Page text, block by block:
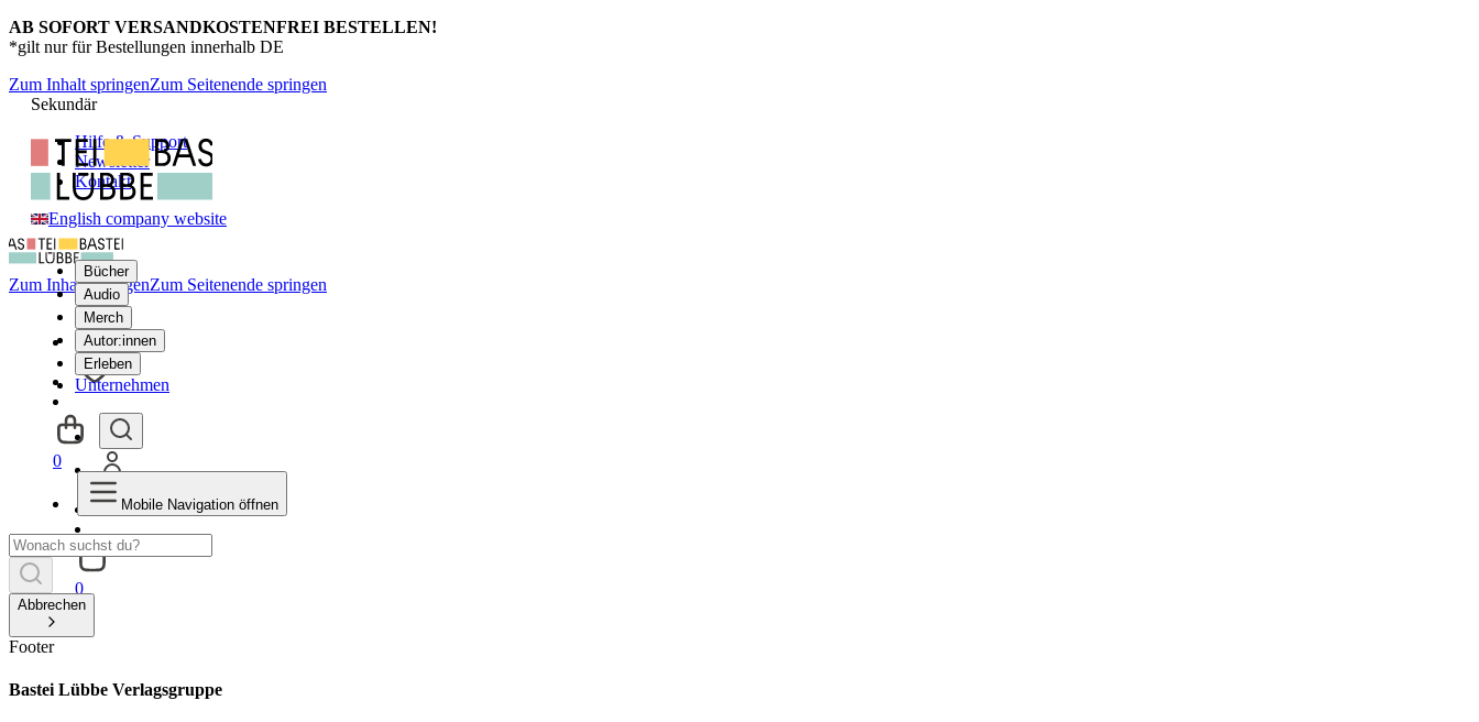
AB SOFORT VERSANDKOSTENFREI BESTELLEN!
*gilt nur für Bestellungen innerhalb DE
Zum Inhalt springenZum Seitenende springen
Sekundär
Hilfe & Support
Newsletter
Kontakt
English company website
Bücher
Audio
Merch
Autor:innen
Erleben
Unternehmen
0
Zum Inhalt springenZum Seitenende springen
0
Mobile Navigation öffnen
Abbrechen
Footer
Bastei Lübbe Verlagsgruppe